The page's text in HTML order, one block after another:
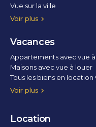
Voir plus
Vue sur la ville
Vue parc
Vue fleuve
Vue lac
Vue marina / port
Vacances
Voir plus
Appartements avec vue
Maisons avec vue à louer
Tous les biens en location
Location